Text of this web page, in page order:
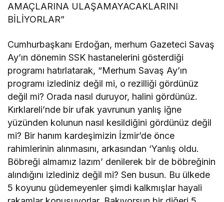
AMAÇLARINA ULAŞAMAYACAKLARINI
BİLİYORLAR”
Cumhurbaşkanı Erdoğan, merhum Gazeteci Savaş
Ay’ın dönemin SSK hastanelerini gösterdiği
programı hatırlatarak, “Merhum Savaş Ay’ın
programı izlediniz değil mi, o rezilliği gördünüz
değil mi? Orada nasıl duruyor, halini gördünüz.
Kırklareli’nde bir ufak yavrunun yanlış iğne
yüzünden kolunun nasıl kesildiğini gördünüz değil
mi? Bir hanım kardeşimizin İzmir’de önce
rahimlerinin alınmasını, arkasından ‘Yanlış oldu.
Böbreği almamız lazım’ denilerek bir de böbreğinin
alındığını izlediniz değil mi? Sen busun. Bu ülkede
5 koyunu güdemeyenler şimdi kalkmışlar hayali